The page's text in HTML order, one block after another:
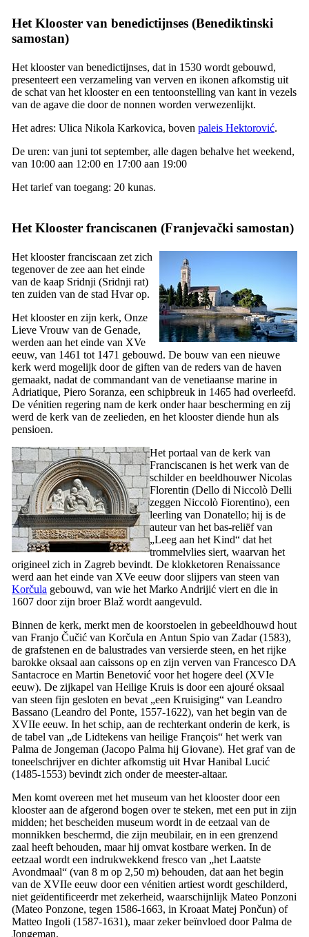
Het Klooster van benedictijnses (Benediktinski
samostan)
Het klooster van benedictijnses, dat in 1530 wordt gebouwd,
presenteert een verzameling van verven en ikonen afkomstig uit
de schat van het klooster en een tentoonstelling van kant in vezels
van de agave die door de nonnen worden verwezenlijkt.
Het adres: Ulica Nikola Karkovica, boven paleis Hektorović.
De uren: van juni tot september, alle dagen behalve het weekend,
van 10:00 aan 12:00 en 17:00 aan 19:00
Het tarief van toegang: 20 kunas.
Het Klooster franciscanen (Franjevački samostan)
Het klooster franciscaan zet zich
tegenover de zee aan het einde
van de kaap Sridnji (Sridnji rat)
ten zuiden van de stad Hvar op.
Het klooster en zijn kerk, Onze
Lieve Vrouw van de Genade,
werden aan het einde van XVe
eeuw, van 1461 tot 1471 gebouwd. De bouw van een nieuwe
kerk werd mogelijk door de giften van de reders van de haven
gemaakt, nadat de commandant van de venetiaanse marine in
Adriatique, Piero Soranza, een schipbreuk in 1465 had overleefd.
De vénitien regering nam de kerk onder haar bescherming en zij
werd de kerk van de zeelieden, en het klooster diende hun als
pensioen.
Het portaal van de kerk van
Franciscanen is het werk van de
schilder en beeldhouwer Nicolas
Florentin (Dello di Niccolò Delli
zeggen Niccolò Fiorentino), een
leerling van Donatello; hij is de
auteur van het bas-reliëf van
„Leeg aan het Kind“ dat het
trommelvlies siert, waarvan het
origineel zich in Zagreb bevindt. De klokketoren Renaissance
werd aan het einde van XVe eeuw door slijpers van steen van
Korčula gebouwd, van wie het Marko Andrijić viert en die in
1607 door zijn broer Blaž wordt aangevuld.
Binnen de kerk, merkt men de koorstoelen in gebeeldhouwd hout
van Franjo Čučić van Korčula en Antun Spio van Zadar (1583),
de grafstenen en de balustrades van versierde steen, en het rijke
barokke oksaal aan caissons op en zijn verven van Francesco DA
Santacroce en Martin Benetović voor het hogere deel (XVIe
eeuw). De zijkapel van Heilige Kruis is door een ajouré oksaal
van steen fijn gesloten en bevat „een Kruisiging“ van Leandro
Bassano (Leandro del Ponte, 1557-1622), van het begin van de
XVIIe eeuw. In het schip, aan de rechterkant onderin de kerk, is
de tabel van „de Lidtekens van heilige François“ het werk van
Palma de Jongeman (Jacopo Palma hij Giovane). Het graf van de
toneelschrijver en dichter afkomstig uit HvarHanibal Lucić
(1485-1553) bevindt zich onder de meester-altaar.
Men komt overeen met het museum van het klooster door een
klooster aan de afgerond bogen over te steken, met een put in zijn
midden; het bescheiden museum wordt in de eetzaal van de
monnikken beschermd, die zijn meubilair, en in een grenzend
zaal heeft behouden, maar hij omvat kostbare werken. In de
eetzaal wordt een indrukwekkend fresco van „het Laatste
Avondmaal“ (van 8 m op 2,50 m) behouden, dat aan het begin
van de XVIIe eeuw door een vénitien artiest wordt geschilderd,
niet geïdentificeerdr met zekerheid, waarschijnlijk Mateo Ponzoni
(Mateo Ponzone, tegen 1586-1663, in Kroaat Matej Pončun) of
Matteo Ingoli (1587-1631), maar zeker beïnvloed door Palma de
Jongeman.